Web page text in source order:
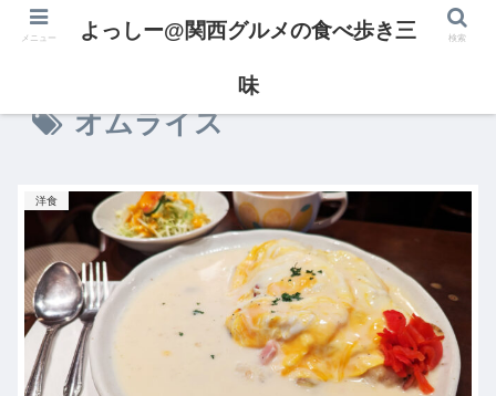
オムライス
洋食
メニュー よっしー@関西グルメの食べ歩き三
味
検索